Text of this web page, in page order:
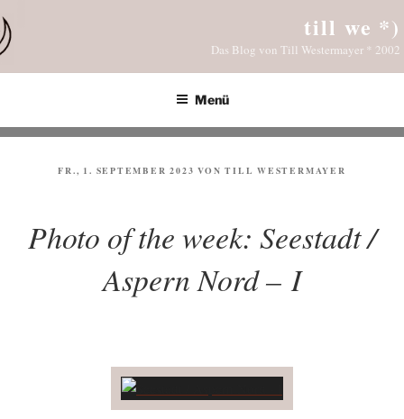
Inhalt
springen
till we *)
Das Blog von Till Westermayer * 2002
Menü
VERÖFFENTLICHT
FR., 1. SEPTEMBER 2023 VONTILL WESTERMAYER
Photo of the week: Seestadt /
Aspern Nord – I